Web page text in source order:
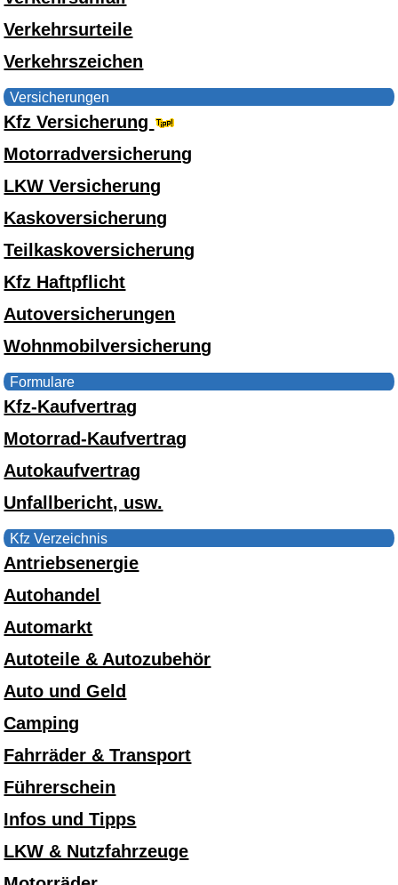
Verkehrsurteile
Verkehrszeichen
Versicherungen
Kfz Versicherung
Motorradversicherung
LKW Versicherung
Kaskoversicherung
Teilkaskoversicherung
Kfz Haftpflicht
Autoversicherungen
Wohnmobilversicherung
Formulare
Kfz-Kaufvertrag
Motorrad-Kaufvertrag
Autokaufvertrag
Unfallbericht, usw.
Kfz Verzeichnis
Antriebsenergie
Autohandel
Automarkt
Autoteile & Autozubehör
Auto und Geld
Camping
Fahrräder & Transport
Führerschein
Infos und Tipps
LKW & Nutzfahrzeuge